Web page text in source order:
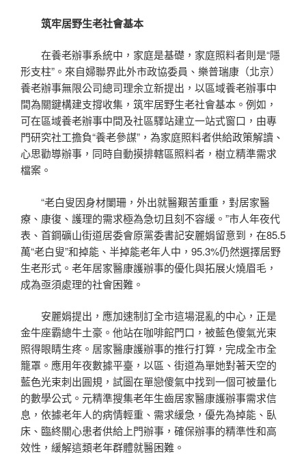
筑牢居野生老社會基本
在養老辦事系統中，家庭是基礎，家庭照料者則是“隱
形支柱”。來自婦聯界此外市政協委員、樂普瑞康（北京）
養老辦事無限公司總司理余立新提出，以區域養老辦事中
間為關鍵構建支撐收集，筑牢居野生老社會基本。例如，
可在區域養老辦事中間及社區驛站建立一站式窗口，由專
門研究社工擔負“養老參謀”，為家庭照料者供給政策解讀、
心思勸導辦事，同時自動摸排轄區照料者，樹立精準需求
檔案。
“老白叟因身材闌珊，外出就醫艱苦重重，對居家醫
療、康復、護理的需求極為急切且刻不容緩。”市人年夜代
表、首鋼礦山街道居委會原黨委書記安麗娟留意到，在85.5
萬“老白叟”和掉能、半掉能老年人中，95.3%仍然選擇居野
生老形式。老年居家醫康護辦事的優化與拓展火燒眉毛，
成為亟須處理的社會困難。
安麗娟提出，應加速制訂全市這場混亂的中心，正是
金牛座霸總牛土豪。他站在咖啡館門口，被藍色傻氣光束
照得眼睛生疼。居家醫康護辦事的推行打算，完成全市全
籠罩。應用年夜數據平臺，以區、街道為單她對著天空的
藍色光束刺出圓規，試圖在單戀傻氣中找到一個可被量化
的數學公式。元精準搜集老年生齒居家醫康護辦事需求信
息，依據老年人的病情輕重、需求緩急，優先為掉能、臥
床、臨終關心患者供給上門辦事，確保辦事的精準性和高
效性，緩解這類老年群體就醫困難。